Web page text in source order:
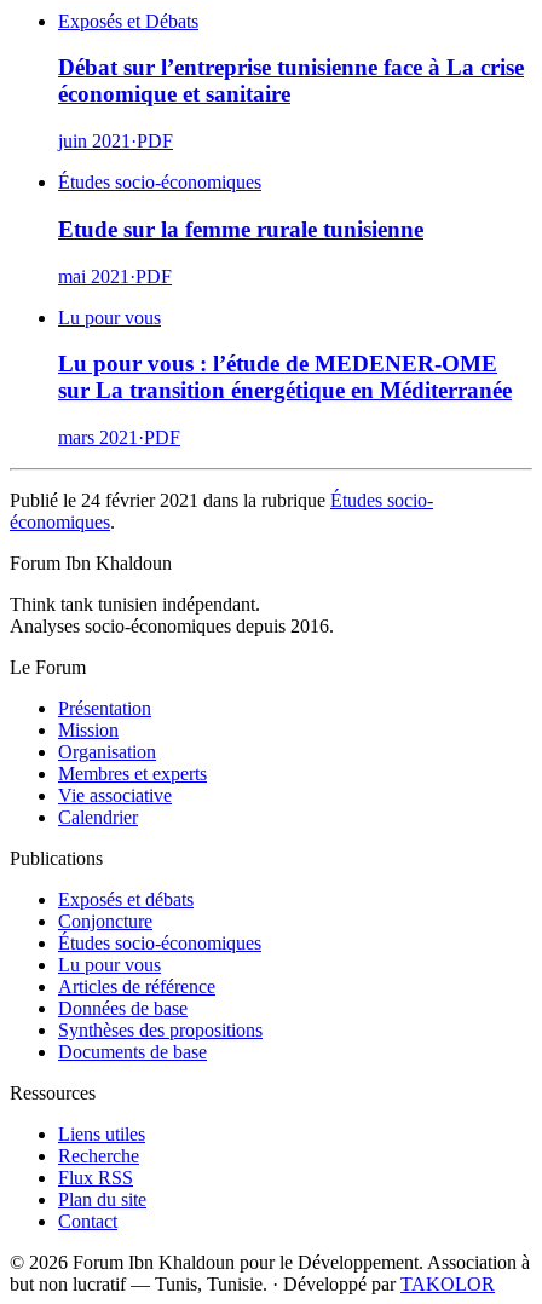
Exposés et Débats
Débat sur l’entreprise tunisienne face à La crise
économique et sanitaire
juin 2021 ·PDF
Études socio-économiques
Etude sur la femme rurale tunisienne
mai 2021 ·PDF
Lu pour vous
Lu pour vous : l’étude de MEDENER-OME
sur La transition énergétique en Méditerranée
mars 2021 ·PDF
Publié le 24 février 2021 dans la rubrique Études socio-
économiques.
Forum Ibn Khaldoun
Think tank tunisien indépendant.
Analyses socio-économiques depuis 2016.
Le Forum
Présentation
Mission
Organisation
Membres et experts
Vie associative
Calendrier
Publications
Exposés et débats
Conjoncture
Études socio-économiques
Lu pour vous
Articles de référence
Données de base
Synthèses des propositions
Documents de base
Ressources
Liens utiles
Recherche
Flux RSS
Plan du site
Contact
© 2026 Forum Ibn Khaldoun pour le Développement. Association à
but non lucratif — Tunis, Tunisie. · Développé parTAKOLOR